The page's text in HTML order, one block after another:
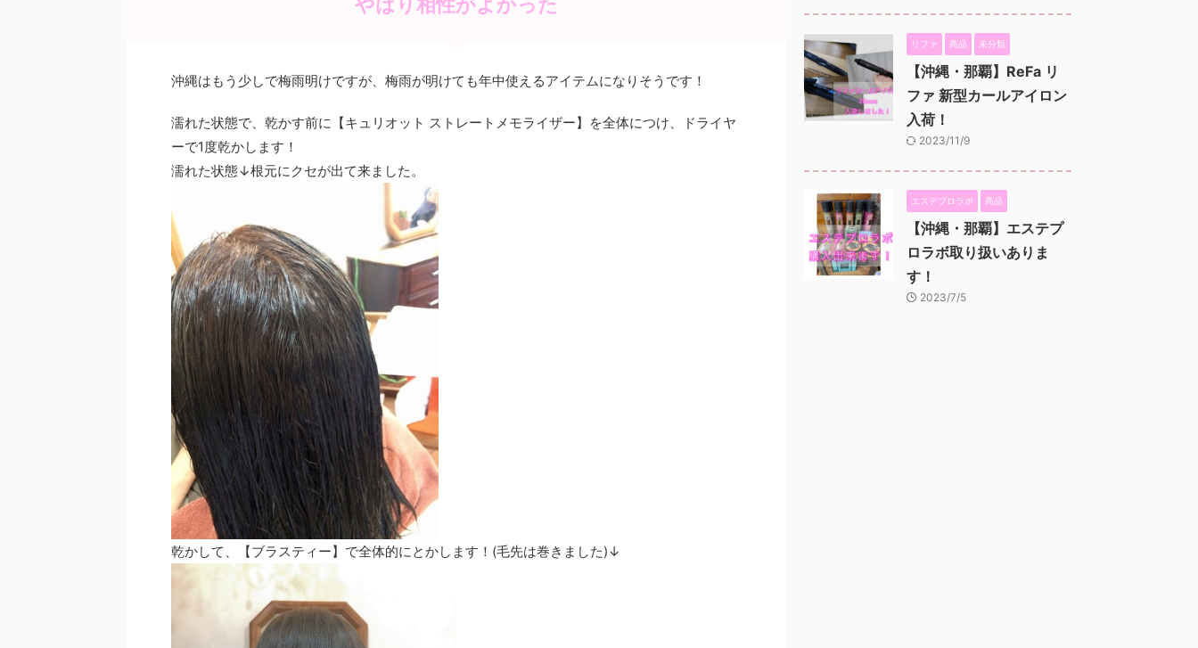
k
やはり相性がよかった
沖縄はもう少しで梅雨明けですが、梅雨が明けても年中使えるアイテムになりそうです！
濡れた状態で、乾かす前に【キュリオット ストレートメモライザー】を全体につけ、ドライヤ
ーで1度乾かします！
濡れた状態↓根元にクセが出て来ました。
乾かして、【ブラスティー】で全体的にとかします！(毛先は巻きました)↓
リファ 商品 未分類
【沖縄・那覇】ReFa リ
ファ 新型カールアイロン
入荷！
2023/11/9
エステプロラボ 商品
【沖縄・那覇】エステプ
ロラボ取り扱いありま
す！
2023/7/5